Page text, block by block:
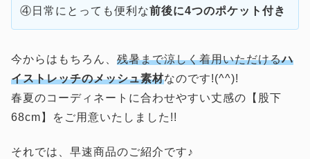
④日常にとっても便利な前後に4つのポケット付き
今からはもちろん、 残暑まで涼しく着用いただけるハ
イストレッチのメッシュ素材なのです!(^^)!
春夏のコーディネートに合わせやすい丈感の【股下
68cm】をご用意いたしました!!
それでは、早速商品のご紹介です♪